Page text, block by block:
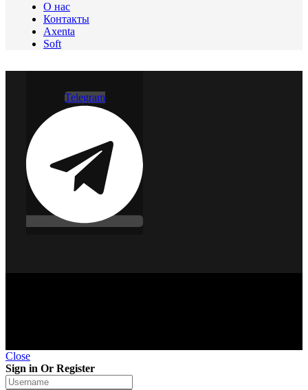
О нас
Контакты
Axenta
Soft
Telegram
Close
Sign in Or Register